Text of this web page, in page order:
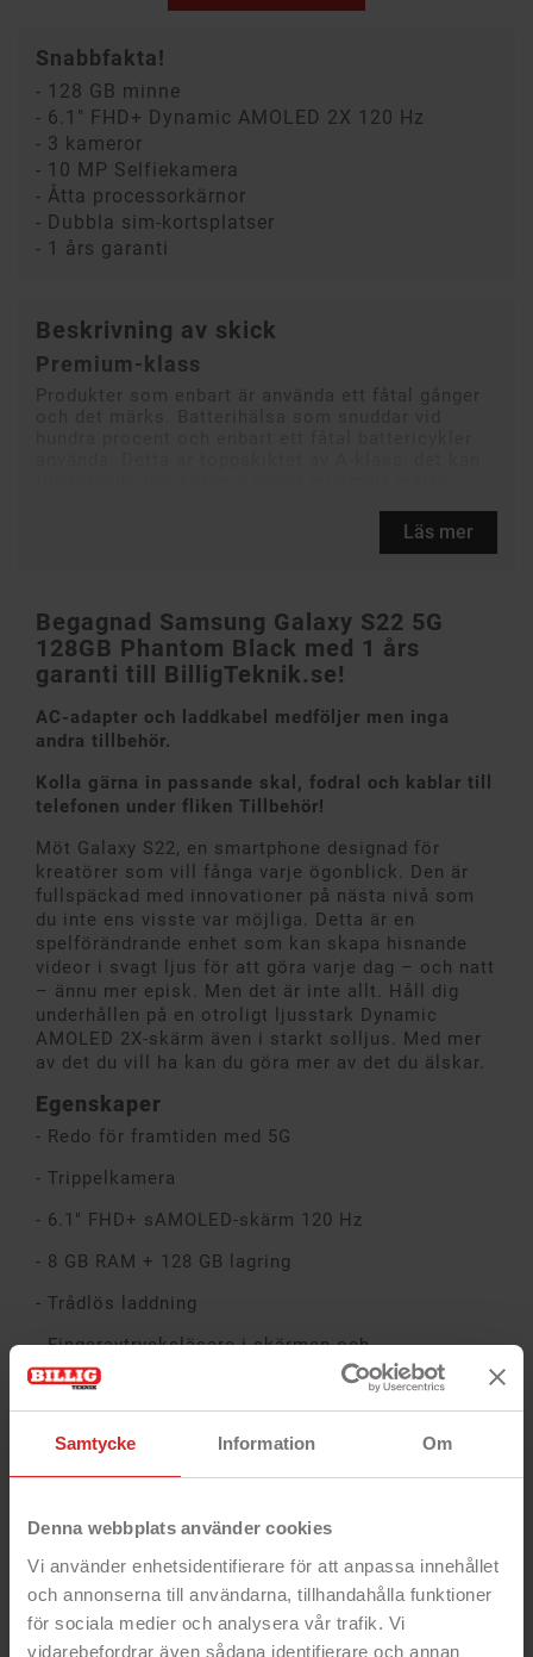
Samtycke Information Om
Denna webbplats använder cookies
Vi använder enhetsidentifierare för att anpassa innehållet
och annonserna till användarna, tillhandahålla funktioner
för sociala medier och analysera vår trafik. Vi
vidarebefordrar även sådana identifierare och annan
Begagnad Samsung Galaxy S22 5G
128GB Phantom Black med 1 års
garanti till BilligTeknik.se!
AC-adapter och laddkabel medföljer men inga
andra tillbehör.
Kolla gärna in passande skal, fodral och kablar till
telefonen under fliken Tillbehör!
Möt Galaxy S22, en smartphone designad för
kreatörer som vill fånga varje ögonblick. Den är
fullspäckad med innovationer på nästa nivå som
du inte ens visste var möjliga. Detta är en
spelförändrande enhet som kan skapa hisnande
videor i svagt ljus för att göra varje dag – och natt
– ännu mer episk. Men det är inte allt. Håll dig
underhållen på en otroligt ljusstark Dynamic
AMOLED 2X-skärm även i starkt solljus. Med mer
av det du vill ha kan du göra mer av det du älskar.
Egenskaper
- Redo för framtiden med 5G
- Trippelkamera
- 6.1" FHD+ sAMOLED-skärm 120 Hz
- 8 GB RAM + 128 GB lagring
- Trådlös laddning
- Fingeravtrycksläsare i skärmen och
ansiktsigenkänning
Allmänt
Processor: Samsung Exynos 2200 - 2.8 GHz -
Antal SIM-kort: Dual-SIM
Främre kamera: 10 MP, f/2.2, 26mm (wide), 1/3.24",
Snabbfakta!
- 128 GB minne
- 6.1" FHD+ Dynamic AMOLED 2X 120 Hz
- 3 kameror
- 10 MP Selfiekamera
- Åtta processorkärnor
- Dubbla sim-kortsplatser
- 1 års garanti
Beskrivning av skick
Premium-klass
Produkter som enbart är använda ett fåtal gånger
Läs mer